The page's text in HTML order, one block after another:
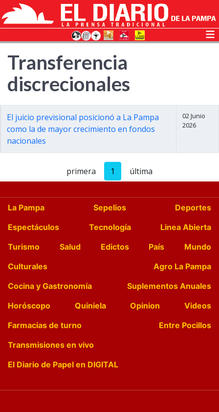
Transferencia
discrecionales
El juicio previsional posicionó a La Pampa
como la de mayor crecimiento en fondos
nacionales
02 Junio
2026
primera 1 última
La Pampa Sepelios
Deportes
Espectáculos
Tecnología
Linea Abierta
Turismo
Salud Edictos País
Mundo
Culturales
Agro La Pampa
Cocina y Gastronomía
Suplementos Anuales
Horóscopo
Quiniela Opinion
Videos
Farmacias de turno
Entre Pocillos
Transmisiones en vivo
El Diario de Papel en DIGITAL